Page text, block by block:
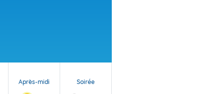
Après-midi Soirée